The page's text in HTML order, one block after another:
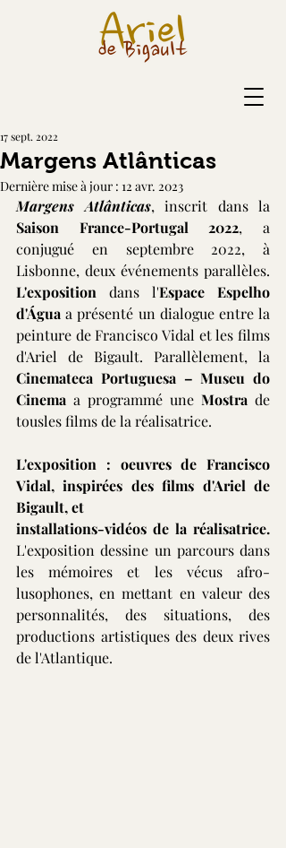
Margens Atlânticas
17 sept. 2022
Dernière mise à jour : 12 avr. 2023
Margens Atlânticas
Saison France-Portugal 2022, a
conjugué en septembre 2022, à
L'exposition dans l'Espace Espelho
d'Água a présenté un dialogue entre la
peinture de Francisco Vidal et les films
Cinemateca Portuguesa – Museu do
Cinema a programmé une Mostra de
tousles films de la réalisatrice.
L'exposition : oeuvres de Francisco
Vidal, inspirées des films d'Ariel de
Bigault, et
L'exposition dessine un parcours dans
les mémoires et les vécus afro-
lusophones, en mettant en valeur des
personnalités, des situations, des
productions artistiques des deux rives
de l'Atlantique.